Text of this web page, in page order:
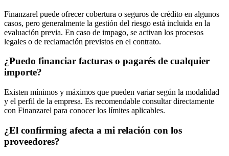
Finanzarel puede ofrecer cobertura o seguros de crédito en algunos
casos, pero generalmente la gestión del riesgo está incluida en la
evaluación previa. En caso de impago, se activan los procesos
legales o de reclamación previstos en el contrato.
¿Puedo financiar facturas o pagarés de cualquier
importe?
Existen mínimos y máximos que pueden variar según la modalidad
y el perfil de la empresa. Es recomendable consultar directamente
con Finanzarel para conocer los límites aplicables.
¿El confirming afecta a mi relación con los
proveedores?